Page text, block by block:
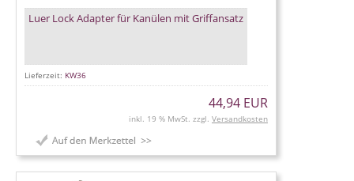
Luer Lock Adapter für Kanülen mit Griffansatz
Lieferzeit: KW36
44,94 EUR
inkl. 19 % MwSt. zzgl. Versandkosten